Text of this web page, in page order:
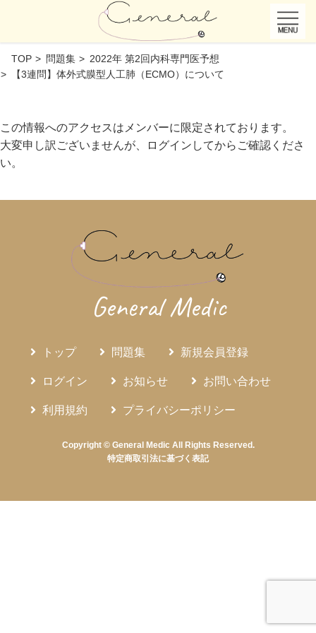
TOP 問題集
2022年 第2回内科専門医予想
【3連問】体外式膜型人工肺（ECMO）について
この情報へのアクセスはメンバーに限定されております。
大変申し訳ございませんが、ログインしてからご確認くださ
い。
General Medic
トップ 問題集 新規会員登録
ログイン お知らせ お問い合わせ
利用規約 プライバシーポリシー
Copyright © General Medic All Rights Reserved.
特定商取引法に基づく表記